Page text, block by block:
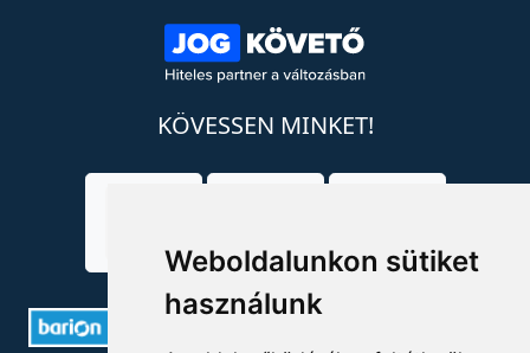
Weboldalunkon sütiket
használunk
KÖVESSEN MINKET!